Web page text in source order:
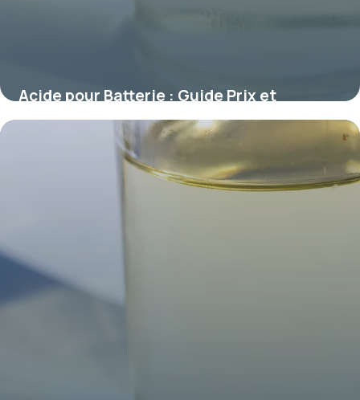
Acide pour Batterie : Guide Prix et
Conseils 2026